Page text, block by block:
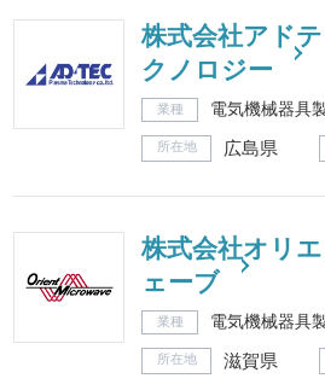
株式会社アド
クノロジー
業種 電気機械器具
所在地 広島県
株式会社オリ
ェーブ
業種 電気機械器具
所在地 滋賀県